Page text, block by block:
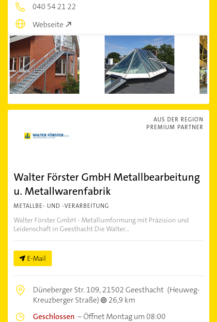
040 54 21 22
Webseite
AUS DER REGION
PREMIUM PARTNER
Walter Förster GmbH Metallbearbeitung
u. Metallwarenfabrik
METALLBE- UND -VERARBEITUNG
Walter Förster GmbH - Metallumformung mit Präzision und
Leidenschaft in Geesthacht Die Walter...
E-Mail
Düneberger Str. 109,21502 Geesthacht (Heuweg-
Kreuzberger Straße)
26,9 km
Geschlossen –Öffnet Montag um 08:00